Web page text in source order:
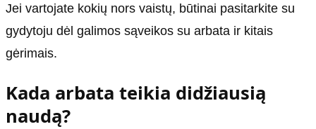
Jei vartojate kokių nors vaistų, būtinai pasitarkite su
gydytoju dėl galimos sąveikos su arbata ir kitais
gėrimais.
Kada arbata teikia didžiausią
naudą?